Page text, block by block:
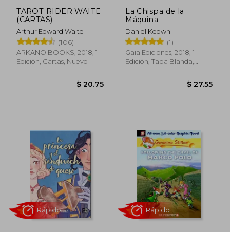
$ 14.28
$
$
TAROT RIDER WAITE
(CARTAS)
Arthur Edward Waite
(106)
ARKANO BOOKS, 2018, 1
Edición, Cartas, Nuevo
La Chispa de la
Máquina
Daniel Keown
(1)
Gaia Ediciones, 2018, 1
Edición, Tapa Blanda,